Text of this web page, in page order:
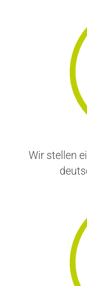
Wir stellen